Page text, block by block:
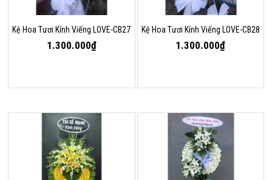
Kệ Hoa Tươi Kính Viếng LOVE-CB27
1.300.000₫
Kệ Hoa Tươi Kính Viếng LOVE-CB28
1.300.000₫